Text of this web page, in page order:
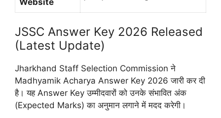
JSSC Answer Key 2026 Released
(Latest Update)
Jharkhand Staff Selection Commission ने
Madhyamik Acharya Answer Key 2026 जारी कर दी
है। यह Answer Key उम्मीदवारों को उनके संभावित अंक
(Expected Marks) का अनुमान लगाने में मदद करेगी।